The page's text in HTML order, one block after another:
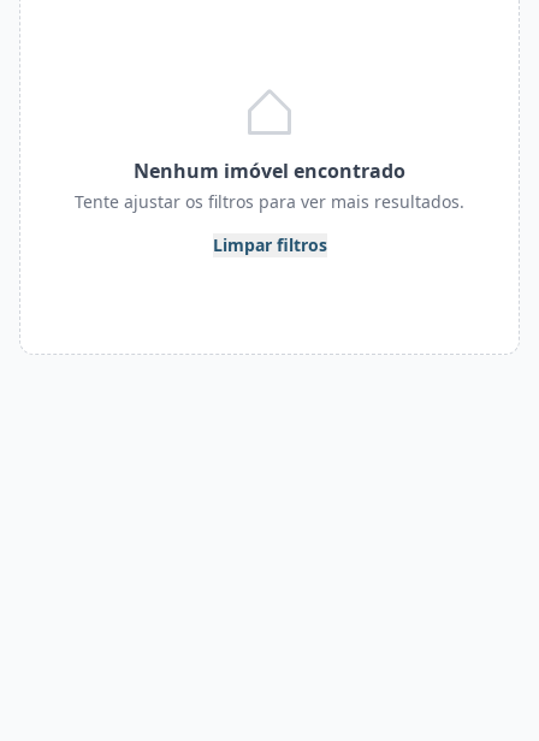
Nenhum imóvel encontrado
Tente ajustar os filtros para ver mais resultados.
Limpar filtros